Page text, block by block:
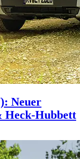
Neuer
Heck-Hubbett